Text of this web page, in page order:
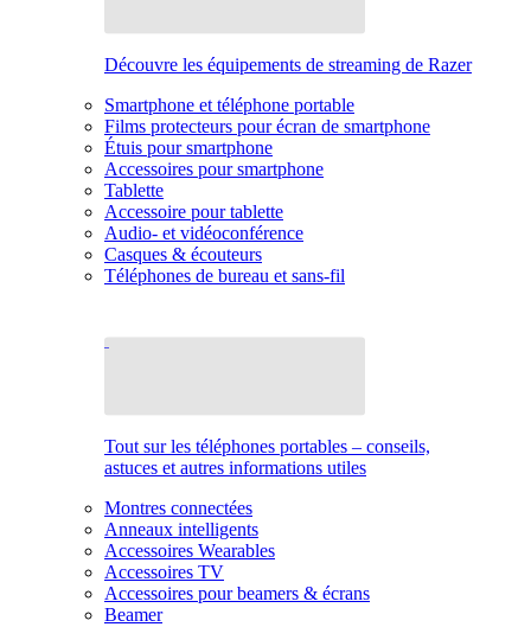
Découvre les équipements de streaming de Razer
Smartphone et téléphone portable
Films protecteurs pour écran de smartphone
Étuis pour smartphone
Accessoires pour smartphone
Tablette
Accessoire pour tablette
Audio- et vidéoconférence
Casques & écouteurs
Téléphones de bureau et sans-fil
Tout sur les téléphones portables – conseils,
astuces et autres informations utiles
Montres connectées
Anneaux intelligents
Accessoires Wearables
Accessoires TV
Accessoires pour beamers & écrans
Beamer